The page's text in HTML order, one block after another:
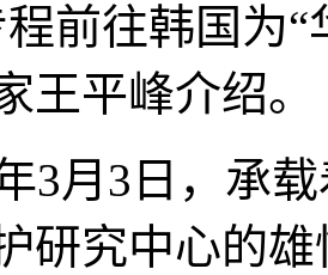
前往韩国为
王平峰介绍。
3日，承载
研究中心的